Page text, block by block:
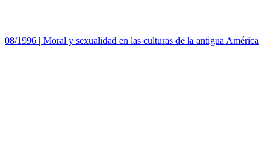
08/1996 | Moral y sexualidad en las culturas de la antigua América